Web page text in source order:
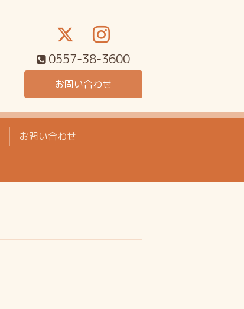
0557-38-3600
お問い合わせ
お問い合わせ